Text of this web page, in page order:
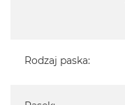
Rodzaj paska: